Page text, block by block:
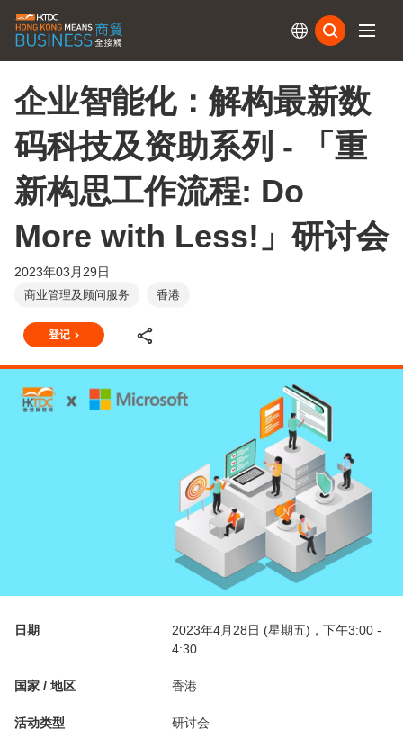
企业智能化：解构最新数
码科技及资助系列 - 「重
新构思工作流程: Do
More with Less!」研讨会
2023年03月29日
商业管理及顾问服务 香港
登记
日期
2023年4月28日 (星期五)，下午3:00 -
4:30
国家 / 地区 香港
活动类型 研讨会